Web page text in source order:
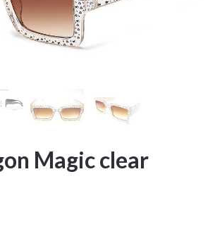
Magic clear